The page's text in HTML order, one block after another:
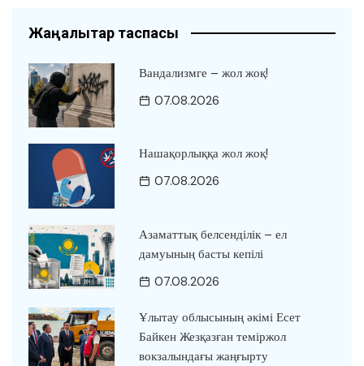
Жаңалықтар таспасы
Вандализмге – жол жоқ!
07.08.2026
Нашақорлыққа жол жоқ!
07.08.2026
Азаматтық белсенділік – ел
дамуының басты кепілі
07.08.2026
Ұлытау облысының әкімі Есет
Байкен Жезқазған теміржол
вокзалындағы жаңғырту